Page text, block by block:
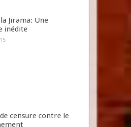
Jirama: Une
inédite
censure contre le